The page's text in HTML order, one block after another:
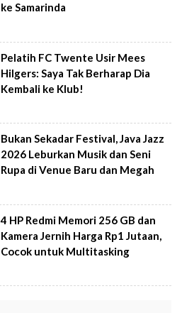
ke Samarinda
Pelatih FC Twente Usir Mees
Hilgers: Saya Tak Berharap Dia
Kembali ke Klub!
Bukan Sekadar Festival, Java Jazz
2026 Leburkan Musik dan Seni
Rupa di Venue Baru dan Megah
4 HP Redmi Memori 256 GB dan
Kamera Jernih Harga Rp1 Jutaan,
Cocok untuk Multitasking